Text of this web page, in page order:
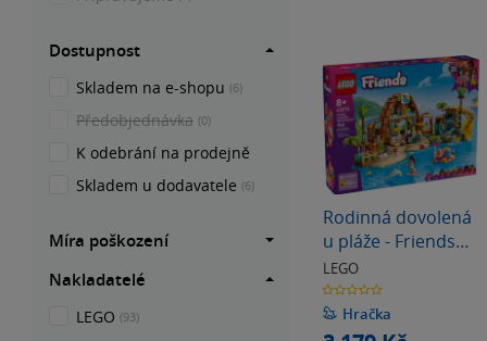
Rodinná dovolená
u pláže - Friends
(42673)
LEGO
0.0
z
5
hvězdiček
Hračka
Dostupnost
Skladem na e-shopu (6)
Předobjednávka (0)
K odebrání na prodejně
Skladem u dodavatele (6)
Míra poškození
Nakladatelé
LEGO (93)